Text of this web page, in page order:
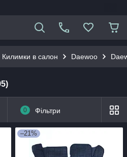
Килимки в салон Daewoo
0 Фільтри
–21%